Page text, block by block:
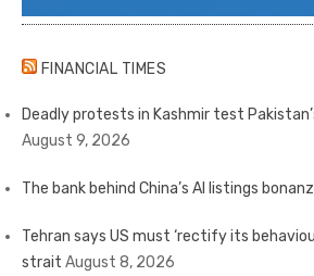
FINANCIAL TIMES
Deadly protests in Kashmir test
August 9, 2026
The bank behind China’s AI listings
Tehran says US must ‘rectify its
strait August 8, 2026